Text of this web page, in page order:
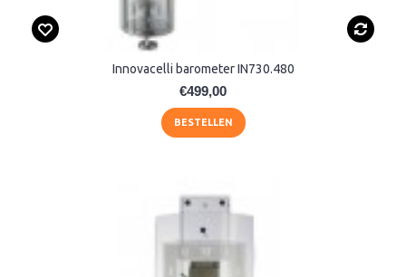
Innovacelli barometer IN730.480
€499,00
BESTELLEN